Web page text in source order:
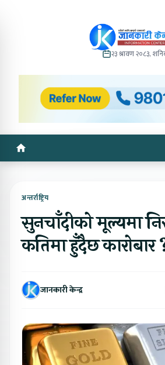
२३ श्रावण २०८३,
अन्तर्राष्ट्रिय
सुनचाँदीको मूल्यमा
कतिमा हुँदैछ कारोबार
जानकारी केन्द्र